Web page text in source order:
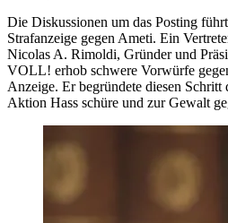
Die Diskussionen um das Posting
Strafanzeige gegen Ameti. Ein
Nicolas A. Rimoldi, Gründer und
VOLL! erhob schwere Vorwürfe
Anzeige. Er begründete diesen
Aktion Hass schüre und zur Gewalt